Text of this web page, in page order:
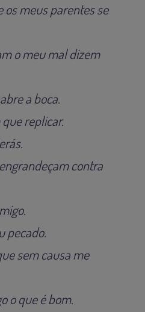
os meus parentes se
o meu mal dizem
a boca.
replicar.
contra
pecado.
sem causa me
o que é bom.